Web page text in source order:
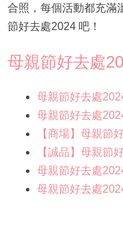
合照，每個活動都充滿
節好去處2024 吧！
母親節好去處
母親節好去處
母親節好去處
【商場】母親節
【誠品】母親節
母親節好去處
母親節好去處